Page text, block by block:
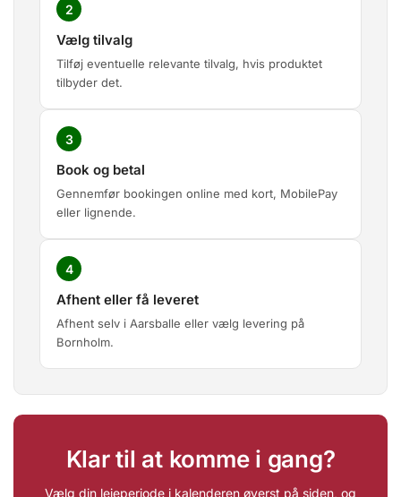
2
Vælg tilvalg
Tilføj eventuelle relevante tilvalg, hvis produktet
tilbyder det.
3
Book og betal
Gennemfør bookingen online med kort, MobilePay
eller lignende.
4
Afhent eller få leveret
Afhent selv i Aarsballe eller vælg levering på
Bornholm.
Klar til at komme i gang?
Vælg din lejeperiode i kalenderen øverst på siden, og